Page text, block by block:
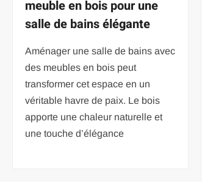
meuble en bois pour une
salle de bains élégante
Aménager une salle de bains avec
des meubles en bois peut
transformer cet espace en un
véritable havre de paix. Le bois
apporte une chaleur naturelle et
une touche d’élégance